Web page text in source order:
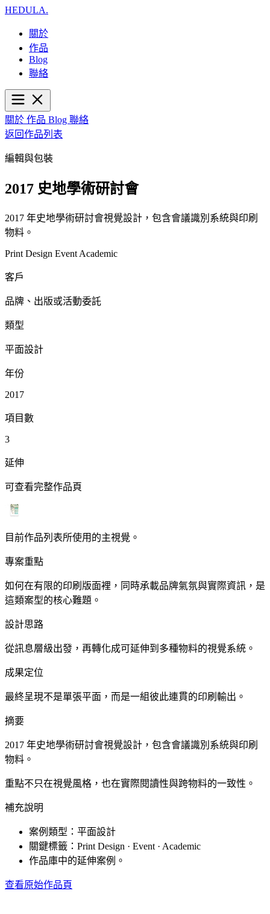
HEDULA.
關於
作品
Blog
聯絡
關於 作品 Blog 聯絡
返回作品列表
編輯與包裝
2017 史地學術研討會
2017 年史地學術研討會視覺設計，包含會議識別系統與印刷
物料。
Print Design Event Academic
客戶
品牌、出版或活動委託
類型
平面設計
年份
2017
項目數
3
延伸
可查看完整作品頁
目前作品列表所使用的主視覺。
專案重點
如何在有限的印刷版面裡，同時承載品牌氣氛與實際資訊，是
這類案型的核心難題。
設計思路
從訊息層級出發，再轉化成可延伸到多種物料的視覺系統。
成果定位
最終呈現不是單張平面，而是一組彼此連貫的印刷輸出。
摘要
2017 年史地學術研討會視覺設計，包含會議識別系統與印刷
物料。
重點不只在視覺風格，也在實際閱讀性與跨物料的一致性。
補充說明
案例類型：平面設計
關鍵標籤：Print Design · Event · Academic
作品庫中的延伸案例。
查看原始作品頁